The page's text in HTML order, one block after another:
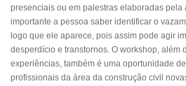
presenciais ou em palestras elaboradas pela
importante a pessoa saber identificar o
logo que ele aparece, pois assim pode agir
desperdício e transtornos. O workshop, além
experiências, também é uma oportunidade
profissionais da área da construção civil